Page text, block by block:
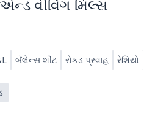
ફાઇનાન્શિયલ
વીવિંગ મિલ્સ
બૅલેન્સ શીટ રોકડ પ્રવાહ રેશિયો